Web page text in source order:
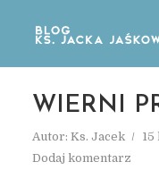
WIERNI
Autor: Ks. Jacek 15
Dodaj komentarz